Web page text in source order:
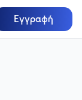
Εγγραφή